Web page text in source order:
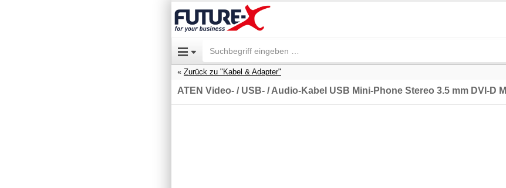
Zurück zu "Kabel & Adapter"
ATEN Video- / USB- / Audio-Kabel USB Mini-Phone Stereo 3.5 mm DVI-D M